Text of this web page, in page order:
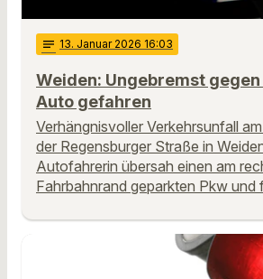
notes 13. Januar 2026 16:03
Weiden: Ungebremst
Auto gefahren
Verhängnisvoller Verkehrsunfall
der Regensburger Straße in
Autofahrerin übersah einen am
Fahrbahnrand geparkten Pkw